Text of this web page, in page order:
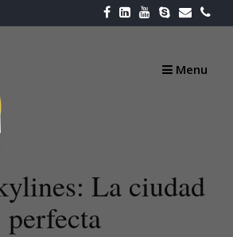
Menu
La ciudad
perfecta